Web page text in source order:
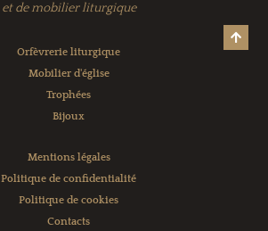
et de mobilier liturgique
Orfèvrerie liturgique
Mobilier d'église
Trophées
Bijoux
Mentions légales
Politique de confidentialité
Politique de cookies
Contacts